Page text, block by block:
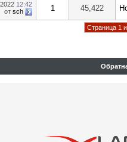
12:42
от sch 1 45,422
Страница 1